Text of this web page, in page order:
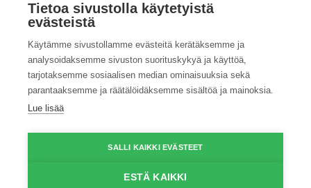
Tilaa
Twitter FacebookYouTubeInstagramLinkedIn
© 2026 ProAgria. Kaikki oikeudet pidätetään.
Tietoa sivustolla käytetyistä
evästeistä
Käytämme sivustollamme evästeitä kerätäksemme ja
analysoidaksemme sivuston suorituskykyä ja käyttöä,
tarjotaksemme sosiaalisen median ominaisuuksia sekä
parantaaksemme ja räätälöidäksemme sisältöä ja mainoksia.
Lue lisää
SALLI KAIKKI EVÄSTEET
ESTÄ KAIKKI